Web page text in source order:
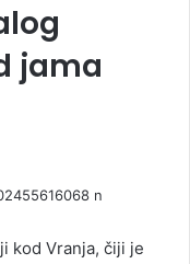
jama
kod Vranja, čiji je